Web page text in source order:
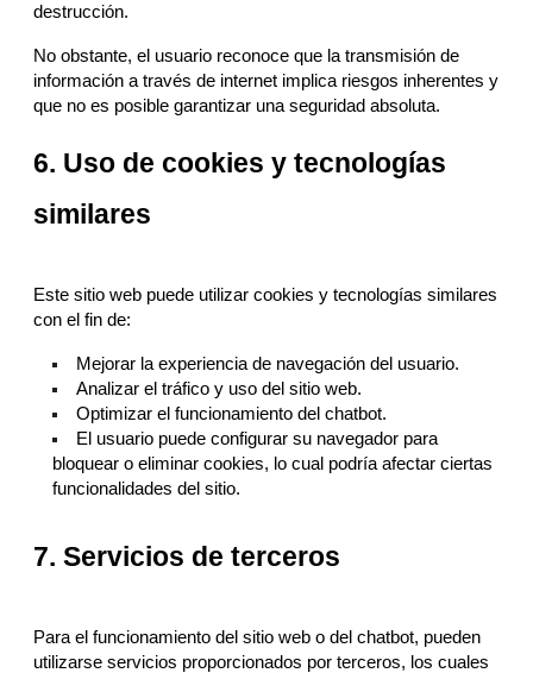
destrucción.
No obstante, el usuario reconoce que la transmisión de
información a través de internet implica riesgos inherentes y
que no es posible garantizar una seguridad absoluta.
6. Uso de cookies y tecnologías
similares
Este sitio web puede utilizar cookies y tecnologías similares
con el fin de:
Mejorar la experiencia de navegación del usuario.
Analizar el tráfico y uso del sitio web.
Optimizar el funcionamiento del chatbot.
El usuario puede configurar su navegador para
bloquear o eliminar cookies, lo cual podría afectar ciertas
funcionalidades del sitio.
7. Servicios de terceros
Para el funcionamiento del sitio web o del chatbot, pueden
utilizarse servicios proporcionados por terceros, los cuales